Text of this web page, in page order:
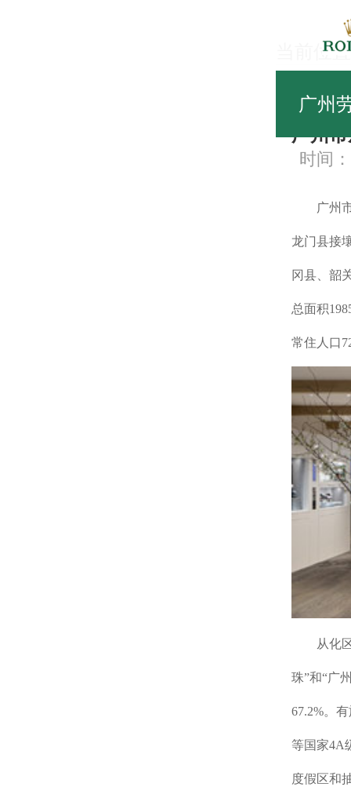
广州
当前位
中
广州
时间
广州市
龙门县接
冈县、韶
总面积
常住人口
从化区
珠”和“广
67.2%。
等国家4A
度假区和